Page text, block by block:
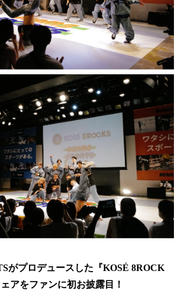
がプロデュースした『KOSÉ 8ROCK
アをファンに初お披露目！